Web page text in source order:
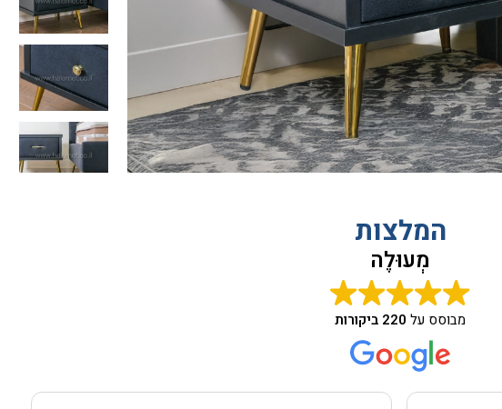
המלצות
מְעוּלֶה
מבוסס על 220 ביקורות